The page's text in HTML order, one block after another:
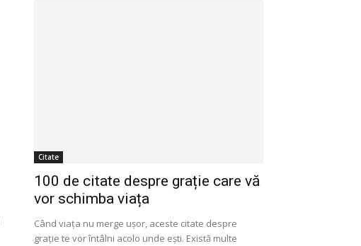
Citate
100 de citate despre grație care vă
vor schimba viața
Când viața nu merge ușor, aceste citate despre
grație te vor întâlni acolo unde ești. Există multe